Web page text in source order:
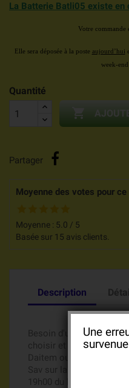
La Batterie Batli05 existe en
Votre commande
Elle sera déposée à la poste aujourd’hui
week-
Quantité

Partager
Moyenne des votes pour
Moyenne : 5.0 / 5
Basée sur 15 avis clients.
Description
Besoin d'un
choisir et acheter vos
Daitem ou Logisty
Sav sur la ligne directe
19h00 du lundi au
Une